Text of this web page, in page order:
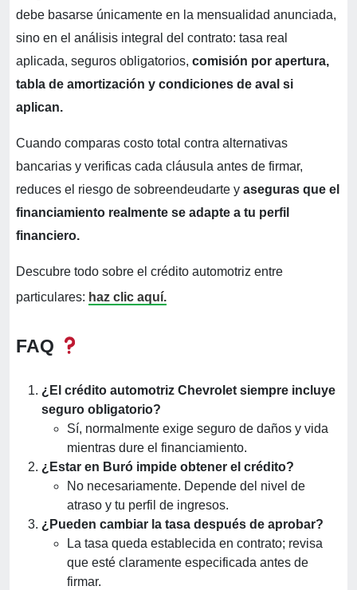
debe basarse únicamente en la mensualidad anunciada,
sino en el análisis integral del contrato: tasa real
aplicada, seguros obligatorios, comisión por apertura,
tabla de amortización y condiciones de aval si
aplican.
Cuando comparas costo total contra alternativas
bancarias y verificas cada cláusula antes de firmar,
reduces el riesgo de sobreendeudarte y aseguras que el
financiamiento realmente se adapte a tu perfil
financiero.
Descubre todo sobre el crédito automotriz entre
particulares: haz clic aquí.
FAQ
¿El crédito automotriz Chevrolet siempre incluye
seguro obligatorio?
Sí, normalmente exige seguro de daños y vida
mientras dure el financiamiento.
¿Estar en Buró impide obtener el crédito?
No necesariamente. Depende del nivel de
atraso y tu perfil de ingresos.
¿Pueden cambiar la tasa después de aprobar?
La tasa queda establecida en contrato; revisa
que esté claramente especificada antes de
firmar.